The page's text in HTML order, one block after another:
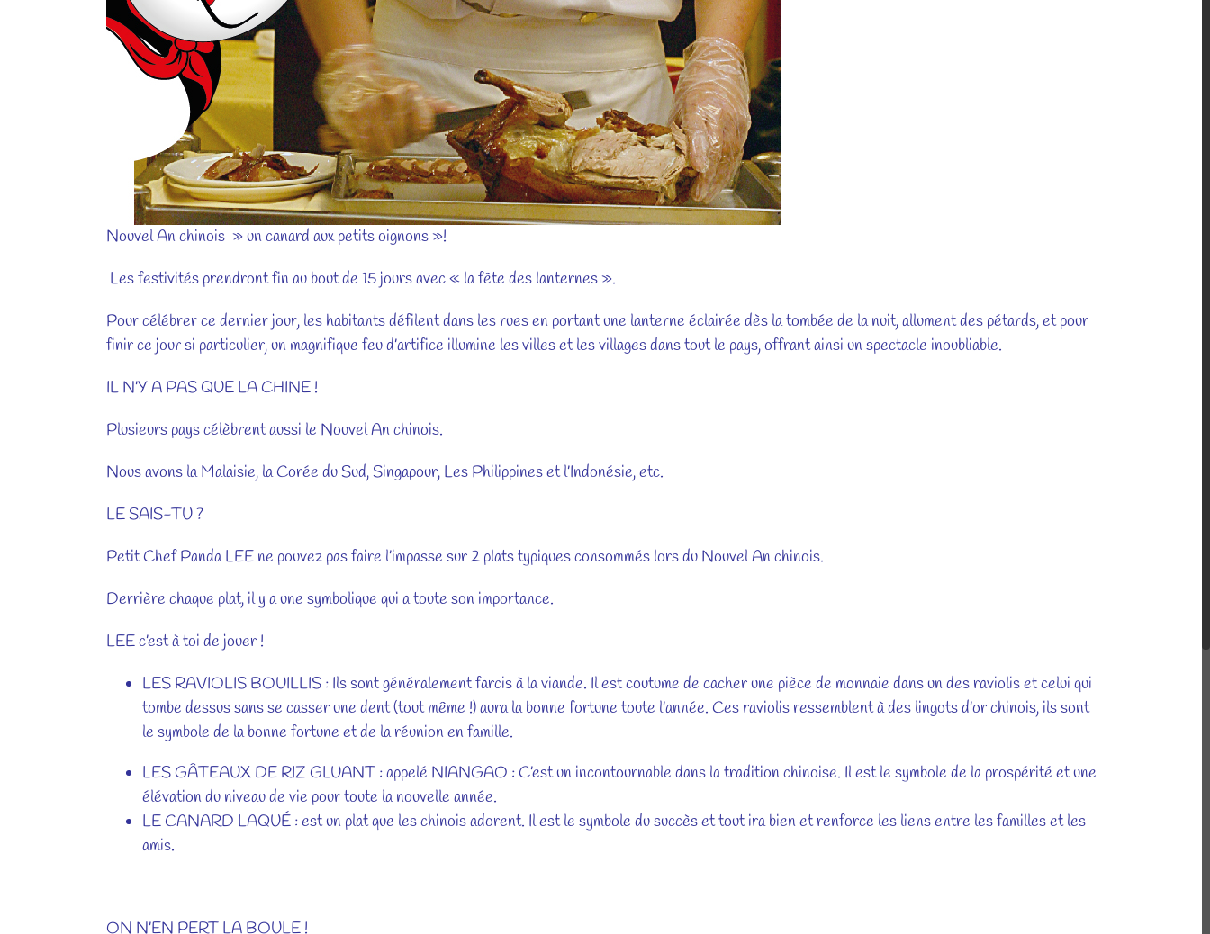
Nouvel An chinois » un canard aux petits oignons »!
Les festivités prendront fin au bout de 15 jours avec « la fête des lanternes ».
Pour célébrer ce dernier jour, les habitants défilent dans les rues en portant une lanterne éclairée dès la tombée de la nuit, allument des pétards, et pour
finir ce jour si particulier, un magnifique feu d’artifice illumine les villes et les villages dans tout le pays, offrant ainsi un spectacle inoubliable.
IL N’Y A PAS QUE LA CHINE !
Plusieurs pays célèbrent aussi le Nouvel An chinois.
Nous avons la Malaisie, la Corée du Sud, Singapour, Les Philippines et l’Indonésie, etc.
LE SAIS-TU ?
Petit Chef Panda LEE ne pouvez pas faire l’impasse sur 2 plats typiques consommés lors du Nouvel An chinois.
Derrière chaque plat, il y a une symbolique qui a toute son importance.
LEE c’est à toi de jouer !
LES RAVIOLIS BOUILLIS : Ils sont généralement farcis à la viande. Il est coutume de cacher une pièce de monnaie dans un des raviolis et celui qui
tombe dessus sans se casser une dent (tout même !) aura la bonne fortune toute l’année. Ces raviolis ressemblent à des lingots d’or chinois, ils sont
le symbole de la bonne fortune et de la réunion en famille.
LES GÂTEAUX DE RIZ GLUANT : appelé NIANGAO : C’est un incontournable dans la tradition chinoise. Il est le symbole de la prospérité et une
élévation du niveau de vie pour toute la nouvelle année.
LE CANARD LAQUÉ : est un plat que les chinois adorent. Il est le symbole du succès et tout ira bien et renforce les liens entre les familles et les
amis.
ON N’EN PERT LA BOULE !